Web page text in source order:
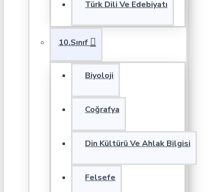
Türk Dili Ve Edebiyatı
10.Sınıf
Biyoloji
Coğrafya
Din Kültürü Ve Ahlak Bilgisi
Felsefe